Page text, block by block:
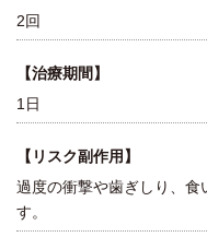
2回
【治療期間】
1日
【リスク副作用】
過度の衝撃や歯ぎしり、食
す。